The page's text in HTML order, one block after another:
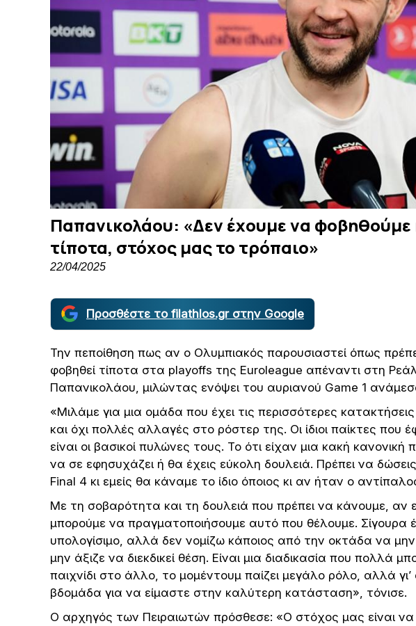
Παπανικολάου: «Δεν έχουμε να φοβηθούμε
τίποτα, στόχος μας το τρόπαιο»
22/04/2025
Προσθέστε το filathlos.gr στην Google
Την πεποίθηση πως αν ο Ολυμπιακός παρουσιαστεί όπως
φοβηθεί τίποτα στα playoffs της Euroleague απέναντι στη
Παπανικολάου, μιλώντας ενόψει του αυριανού Game 1
«Μιλάμε για μια ομάδα που έχει τις περισσότερες
και όχι πολλές αλλαγές στο ρόστερ της. Οι ίδιοι παίκτες που
είναι οι βασικοί πυλώνες τους. Το ότι είχαν μια κακή κανονική
να σε εφησυχάζει ή θα έχεις εύκολη δουλειά. Πρέπει να
Final 4 κι εμείς θα κάναμε το ίδιο όποιος κι αν ήταν ο
Με τη σοβαρότητα και τη δουλειά που πρέπει να κάνουμε, αν
μπορούμε να πραγματοποιήσουμε αυτό που θέλουμε. Σίγουρα
υπολογίσιμο, αλλά δεν νομίζω κάποιος από την οκτάδα να
μην άξιζε να διεκδικεί θέση. Είναι μια διαδικασία που πολλά
παιχνίδι στο άλλο, το μομέντουμ παίζει μεγάλο ρόλο, αλλά
βδομάδα για να είμαστε στην καλύτερη κατάσταση», τόνισε.
Ο αρχηγός των Πειραιωτών πρόσθεσε: «Ο στόχος μας είναι